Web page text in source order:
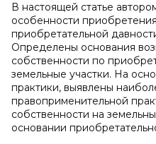
В настоящей статье
особенности
приобретательной
Определены основания
собственности по
земельные участки. На
практики, выявлены
правоприменительной
собственности на
основании